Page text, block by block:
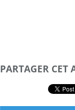
PARTAGER CET